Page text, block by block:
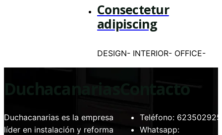
Consectetur
adipiscing
DESIGN- INTERIOR- OFFICE-
Duchacanarias
Duchacanarias es la empresa
líder en instalación y reforma
Contacto
Teléfono: 623502925
Whatsapp: